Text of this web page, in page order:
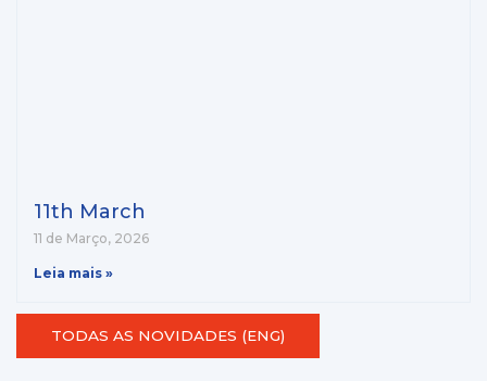
11th March
11 de Março, 2026
Leia mais »
TODAS AS NOVIDADES (ENG)